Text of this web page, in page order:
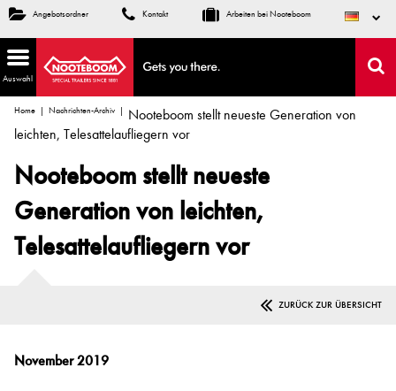
Angebotsordner Kontakt Arbeiten bei Nooteboom
Auswahl
Home Nachrichten-Archiv
Nooteboom stellt neueste Generation von
leichten, Telesattelaufliegern vor
Nooteboom stellt neueste
Generation von leichten,
Telesattelaufliegern vor
ZURÜCK ZUR ÜBERSICHT
November 2019